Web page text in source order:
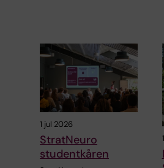
1 jul 2026
StratNeuro
studentkåren